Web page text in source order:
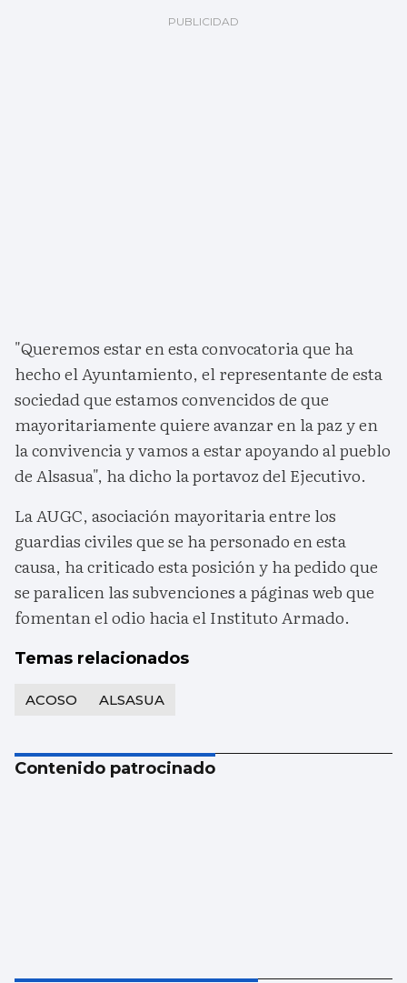
"Queremos estar en esta convocatoria que ha
hecho el Ayuntamiento, el representante de esta
sociedad que estamos convencidos de que
mayoritariamente quiere avanzar en la paz y en
la convivencia y vamos a estar apoyando al pueblo
de Alsasua", ha dicho la portavoz del Ejecutivo.
La AUGC, asociación mayoritaria entre los
guardias civiles que se ha personado en esta
causa, ha criticado esta posición y ha pedido que
se paralicen las subvenciones a páginas web que
fomentan el odio hacia el Instituto Armado.
Temas relacionados
ACOSO ALSASUA
Contenido patrocinado